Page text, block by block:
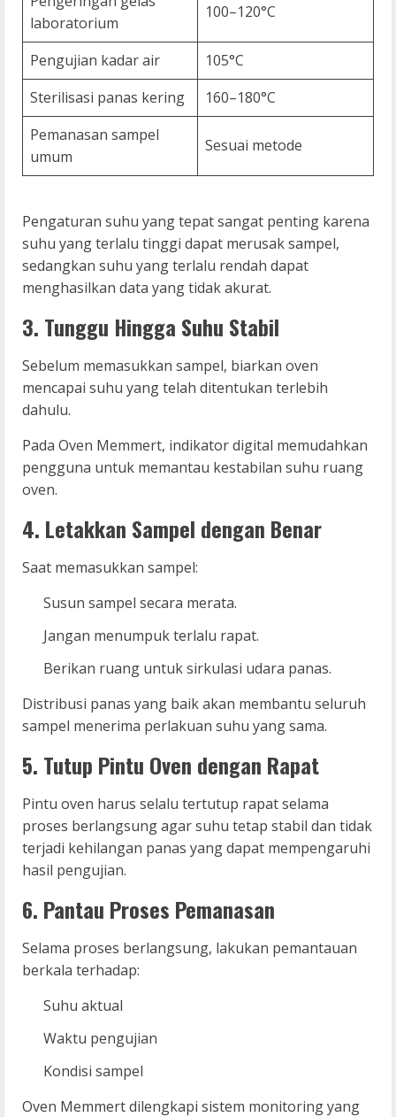
laboratorium
100–120°C
Pengujian kadar air
105°C
Sterilisasi panas kering
160–180°C
Pemanasan sampel
umum
Sesuai metode
Pengaturan suhu yang tepat sangat penting karena
suhu yang terlalu tinggi dapat merusak sampel,
sedangkan suhu yang terlalu rendah dapat
menghasilkan data yang tidak akurat.
3. Tunggu Hingga Suhu Stabil
Sebelum memasukkan sampel, biarkan oven
mencapai suhu yang telah ditentukan terlebih
dahulu.
Pada Oven Memmert, indikator digital memudahkan
pengguna untuk memantau kestabilan suhu ruang
oven.
4. Letakkan Sampel dengan Benar
Saat memasukkan sampel:
Susun sampel secara merata.
Jangan menumpuk terlalu rapat.
Berikan ruang untuk sirkulasi udara panas.
Distribusi panas yang baik akan membantu seluruh
sampel menerima perlakuan suhu yang sama.
5. Tutup Pintu Oven dengan Rapat
Pintu oven harus selalu tertutup rapat selama
proses berlangsung agar suhu tetap stabil dan tidak
terjadi kehilangan panas yang dapat mempengaruhi
hasil pengujian.
6. Pantau Proses Pemanasan
Selama proses berlangsung, lakukan pemantauan
berkala terhadap:
Suhu aktual
Waktu pengujian
Kondisi sampel
Oven Memmert dilengkapi sistem monitoring yang